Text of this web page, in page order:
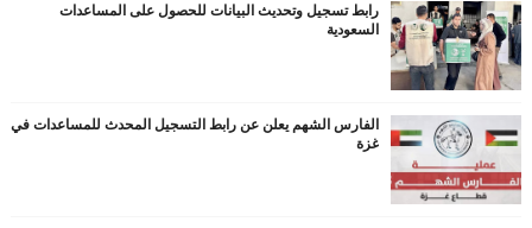
رابط تسجيل وتحديث البيانات للحصول على المساعدات
السعودية
الفارس الشهم يعلن عن رابط التسجيل المحدث للمساعدات في
غزة